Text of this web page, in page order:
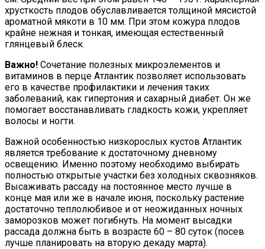
хрусткость плодов обуславливается толщиной мясистой
ароматной мякоти в 10 мм. При этом кожура плодов
крайне нежная и тонкая, имеющая естественный
глянцевый блеск.
Важно! Сочетание полезных микроэлементов и
витаминов в перце Атлантик позволяет использовать
его в качестве профилактики и лечения таких
заболеваний, как гипертония и сахарный диабет. Он же
помогает восстанавливать гладкость кожи, укрепляет
волосы и ногти.
Важной особенностью низкорослых кустов Атлантик
является требование к достаточному дневному
освещению. Именно поэтому необходимо выбирать
полностью открытые участки без холодных сквозняков.
Высаживать рассаду на постоянное место лучше в
конце мая или же в начале июня, поскольку растение
достаточно теплолюбивое и от неожиданных ночных
заморозков может погибнуть. На момент высадки
рассада должна быть в возрасте 60 – 80 суток (посев
лучше планировать на вторую декаду марта).